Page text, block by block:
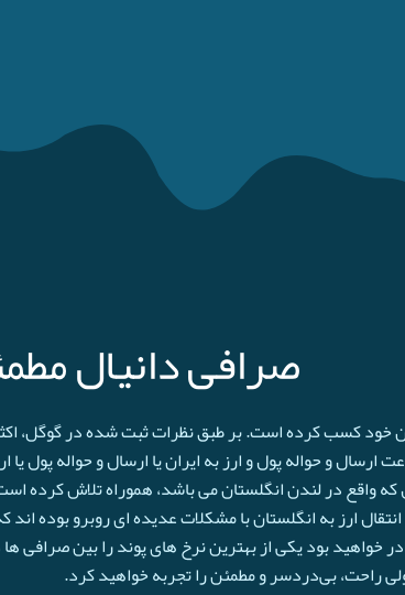
صرافی دانیال
خود کسب کرده است. بر طبق نظرات ثبت شده در گوگل،
و حواله پول و ارز به ایران یا ارسال و حواله پول
واقع در لندن انگلستان می باشد، هموراه تلاش کرده
ارز به انگلستان با مشکلات عدیده ای روبرو بوده
خواهید بود یکی از بهترین نرخ های پوند را بین صرافی
راحت، بی‌دردسر و مطمئن را تجربه خواهید کرد.